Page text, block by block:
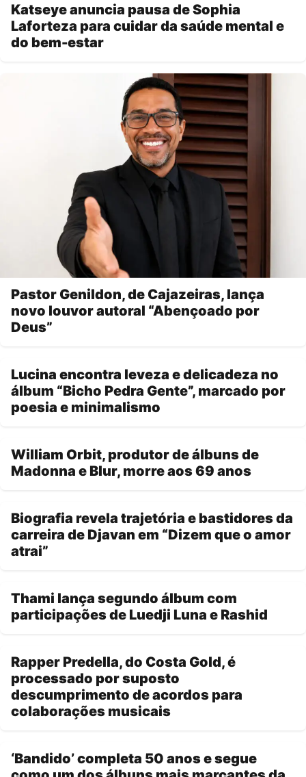
Katseye anuncia pausa de Sophia
Laforteza para cuidar da saúde mental e
do bem-estar
Pastor Genildon, de Cajazeiras, lança
novo louvor autoral “Abençoado por
Deus”
Lucina encontra leveza e delicadeza no
álbum “Bicho Pedra Gente”, marcado por
poesia e minimalismo
William Orbit, produtor de álbuns de
Madonna e Blur, morre aos 69 anos
Biografia revela trajetória e bastidores da
carreira de Djavan em “Dizem que o amor
atrai”
Thami lança segundo álbum com
participações de Luedji Luna e Rashid
Rapper Predella, do Costa Gold, é
processado por suposto
descumprimento de acordos para
colaborações musicais
‘Bandido’ completa 50 anos e segue